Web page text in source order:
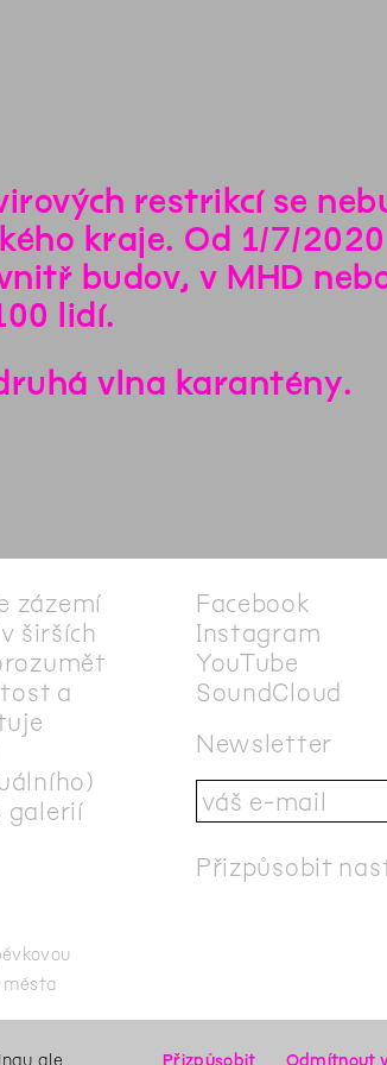
restrikcí se
kraje. Od 1/7/
budov, v MHD
lidí.
vlna karantény.
zázemí
širších
a
galerií
Facebook
Instagram
YouTube
SoundCloud
Newsletter
Přizpůsobit
Tato stránka byla naposledy aktualizována
ale Přizpůsobit Odmítnout